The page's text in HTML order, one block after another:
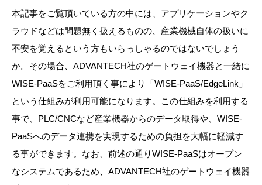
本記事をご覧頂いている方の中には、アプリケーションやク
ラウドなどは問題無く扱えるものの、産業機械自体の扱いに
不安を覚えるという方もいらっしゃるのではないでしょう
か。その場合、ADVANTECH社のゲートウェイ機器と一緒に
WISE-PaaSをご利用頂く事により「WISE-PaaS/EdgeLink」
という仕組みが利用可能になります。この仕組みを利用する
事で、PLC/CNCなど産業機器からのデータ取得や、WISE-
PaaSへのデータ連携を実現するための負担を大幅に軽減す
る事ができます。なお、前述の通りWISE-PaaSはオープン
なシステムであるため、ADVANTECH社のゲートウェイ機器